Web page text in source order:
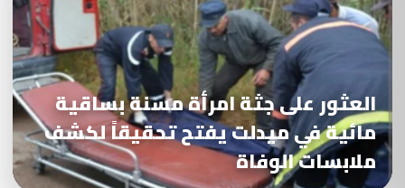
العثور على جثة امرأة مسنة بساقية
مائية في ميدلت يفتح تحقيقاً لكشف
ملابسات الوفاة